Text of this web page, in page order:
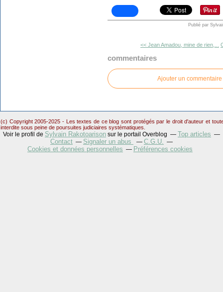
Publié par
<< Jean Amadou, mine de rien,...
commentaires
Ajouter un commentaire
(c) Copyright 2005-2025 - Les textes de ce blog sont protégés par le droit d'auteur et
interdite sous peine de poursuites judiciaires systématiques.
Voir le profil de Sylvain Rakotoarison sur le portail Overblog
Top articles
Contact
Signaler un abus
C.G.U.
Cookies et données personnelles
Préférences cookies